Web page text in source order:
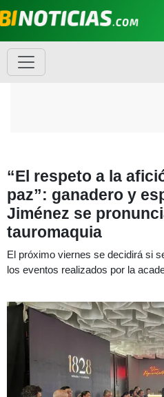
“El respeto a la
paz”: ganadero y
Jiménez se
tauromaquia
El próximo viernes se decidirá si
los eventos realizados por la